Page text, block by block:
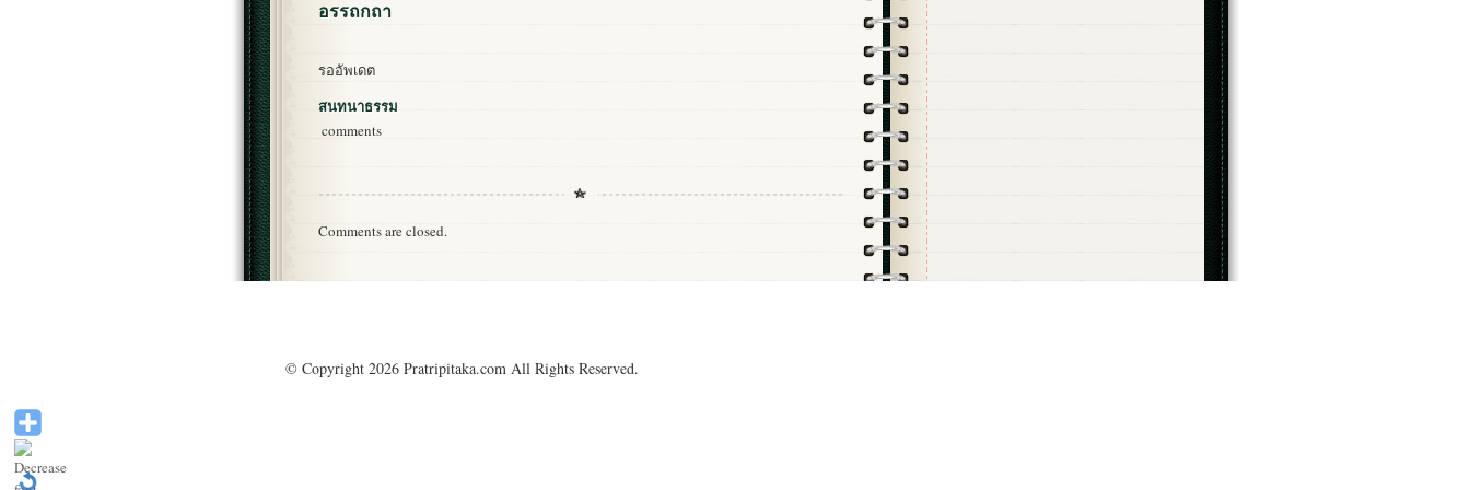
อรรถกถา
รออัพเดต
สนทนาธรรม
comments
Comments are closed.
© Copyright 2026 Pratripitaka.com All Rights Reserved.